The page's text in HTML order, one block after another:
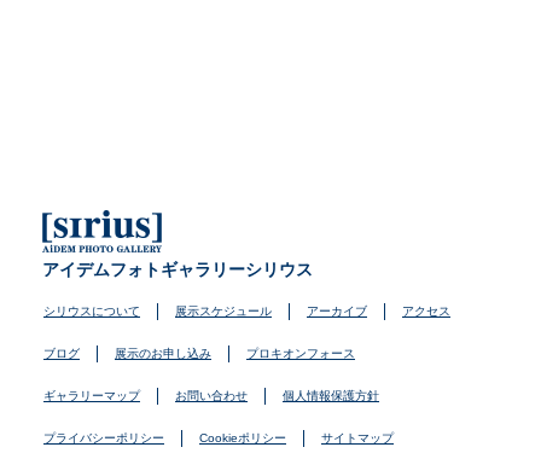
アイデムフォトギャラリーシリウス
シリウスについて 展示スケジュール アーカイブ アクセス
ブログ 展示のお申し込み プロキオンフォース
ギャラリーマップ お問い合わせ 個人情報保護方針
プライバシーポリシー Cookieポリシー サイトマップ